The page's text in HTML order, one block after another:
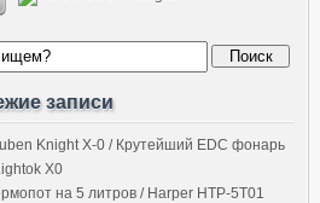
записи
Knight X-0 / Крутейший EDC фонарь
X0
на 5 литров / Harper HTP-5T01